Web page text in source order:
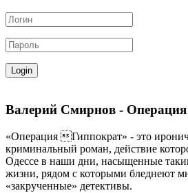
Валерий Смирнов - Операция
«Операция Гиппократ» - это
криминальный роман, действие
Одессе в наши дни, насыщенные
жизни, рядом с которыми бледнеют
«закрученные» детективы.